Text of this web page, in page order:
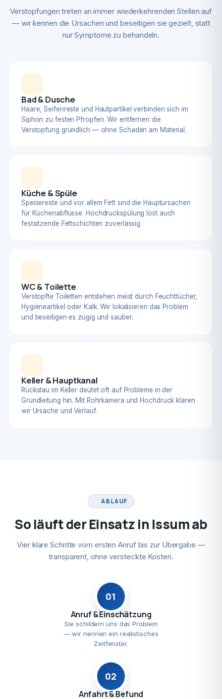
Verstopfungen treten an immer wiederkehrenden Stellen auf
— wir kennen die Ursachen und beseitigen sie gezielt, statt
nur Symptome zu behandeln.
Bad & Dusche
Haare, Seifenreste und Hautpartikel verbinden sich im
Siphon zu festen Pfropfen. Wir entfernen die
Verstopfung gründlich — ohne Schaden am Material.
Küche & Spüle
Speisereste und vor allem Fett sind die Hauptursachen
für Küchenabflüsse. Hochdruckspülung löst auch
festsitzende Fettschichten zuverlässig.
WC & Toilette
Verstopfte Toiletten entstehen meist durch Feuchttücher,
Hygieneartikel oder Kalk. Wir lokalisieren das Problem
und beseitigen es zügig und sauber.
Keller & Hauptkanal
Rückstau im Keller deutet oft auf Probleme in der
Grundleitung hin. Mit Rohrkamera und Hochdruck klären
wir Ursache und Verlauf.
ABLAUF
So läuft der Einsatz in Issum ab
Vier klare Schritte vom ersten Anruf bis zur Übergabe —
transparent, ohne versteckte Kosten.
01
Anruf & Einschätzung
Sie schildern uns das Problem
— wir nennen ein realistisches
Zeitfenster.
02
Anfahrt & Befund